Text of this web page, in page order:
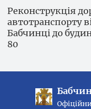
Реконструкція
автотранспорту
Бабчинці до
80